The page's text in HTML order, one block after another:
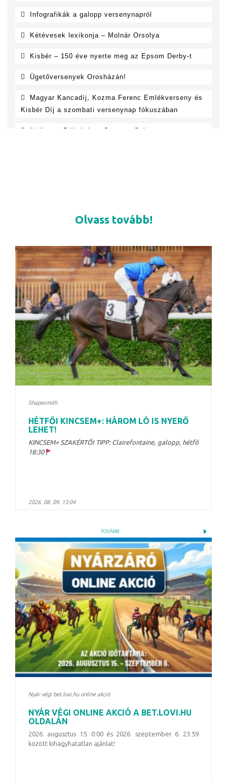
Olvass tovább!
Shapesmith
HÉTFŐI KINCSEM+: HÁROM LÓ IS NYERŐ
LEHET!
KINCSEM+ SZAKÉRTŐI TIPP: Clairefontaine, galopp, hétfő
18:30
2026. 08. 09. 13:04
TOVÁBB
Nyár végi bet.lovi.hu online akció
NYÁR VÉGI ONLINE AKCIÓ A BET.LOVI.HU
OLDALÁN
2026. augusztus 15. 0:00 és 2026. szeptember 6. 23:59
között kihagyhatatlan ajánlat!